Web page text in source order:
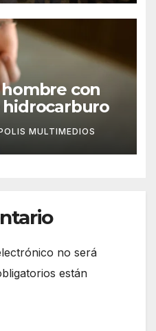
con
MULTIMEDIOS
no será
están